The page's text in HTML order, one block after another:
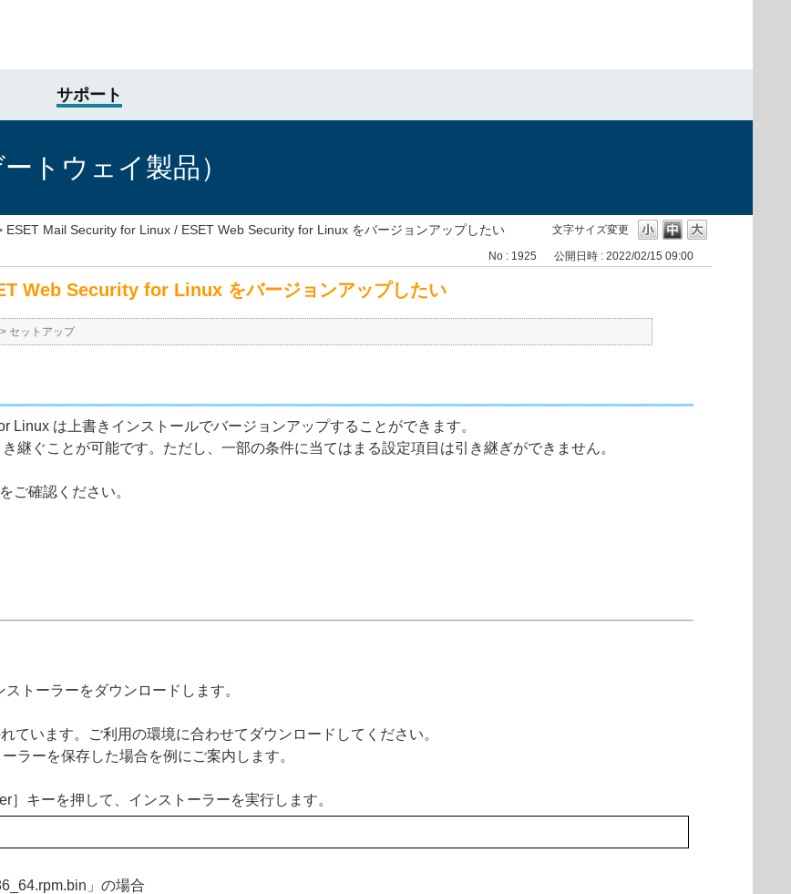
サポート
トウェイ製品）
文字サイズ変更
ESET Mail Security for Linux / ESET Web Security for Linux をバージョンアップしたい
No : 1925 公開日時 : 2022/02/15 09:00
Web Security for Linux をバージョンアップしたい
> セットアップ
Linux は上書きインストールでバージョンアップすることができます。
継ぐことが可能です。ただし、一部の条件に当てはまる設定項目は引き継ぎができません。
ご確認ください。
トーラーをダウンロードします。
います。ご利用の環境に合わせてダウンロードしてください。
ラーを保存した場合を例にご案内します。
キーを押して、インストーラーを実行します。
」の場合